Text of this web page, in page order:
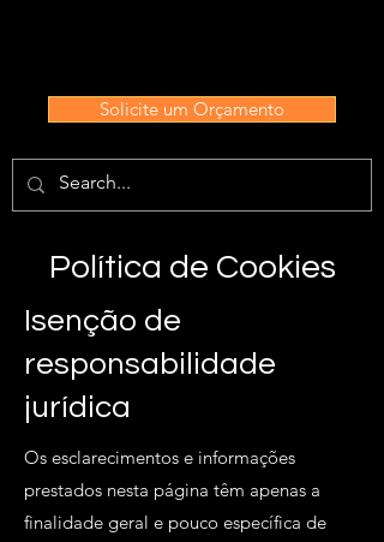
Solicite um Orçamento
Política de Cookies
Isenção de
responsabilidade
jurídica
Os esclarecimentos e informações
prestados nesta página têm apenas a
finalidade geral e pouco específica de